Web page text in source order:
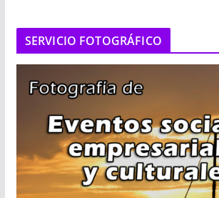
SERVICIO FOTOGRÁFICO